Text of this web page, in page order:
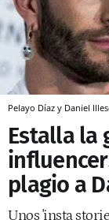
Pelayo Díaz y Daniel
Estalla la
plagio a
Unos 'insta